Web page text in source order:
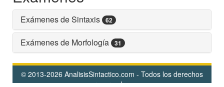
Exámenes de Sintaxis 62
Exámenes de Morfología 31
© 2013-2026 AnalisisSintactico.com - Todos los derechos
reservados